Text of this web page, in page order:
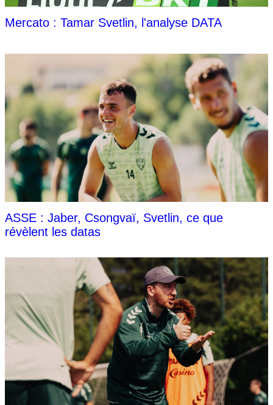
Mercato : Tamar Svetlin, l'analyse DATA
ASSE : Jaber, Csongvaï, Svetlin, ce que
révèlent les datas